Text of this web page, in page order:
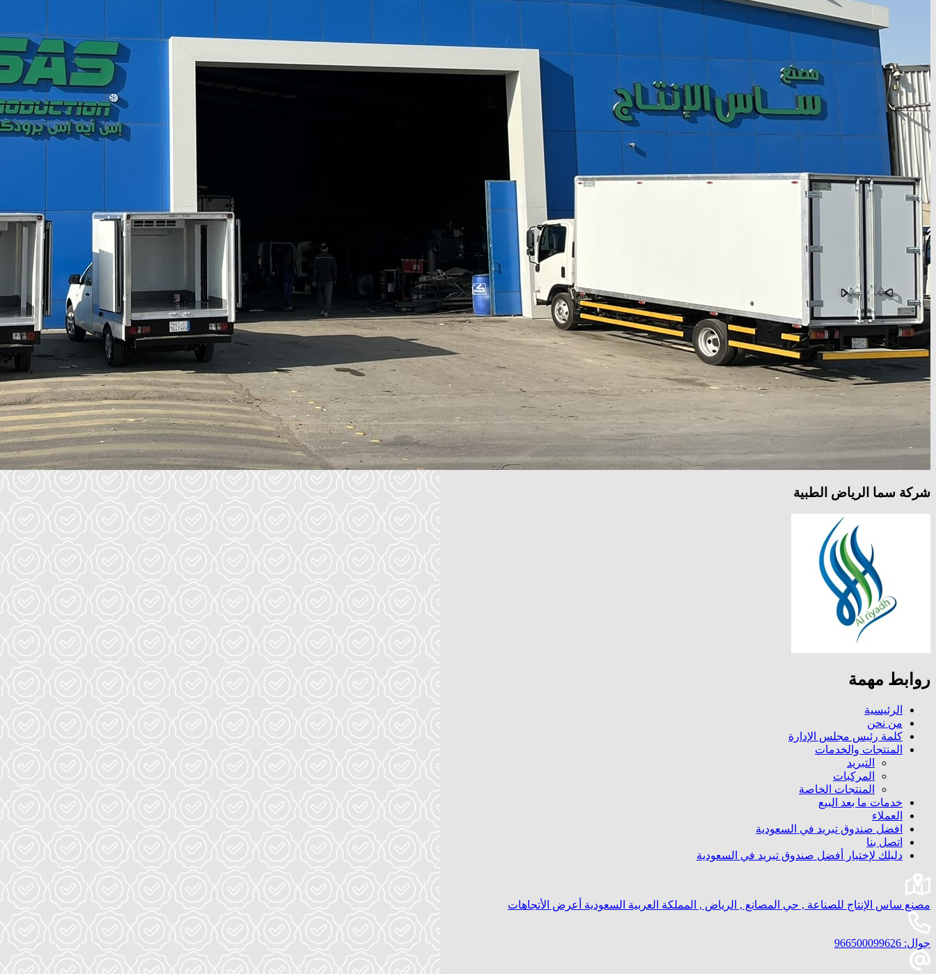
شركة سما الرياض الطبية
روابط مهمة
الرئيسية
من نحن
كلمة رئيس مجلس الإدارة
المنتجات والخدمات
التبريد
المركبات
المنتجات الخاصة
خدمات ما بعد البيع
العملاء
افضل صندوق تبريد في السعودية
اتصل بنا
دليلك لإختيار أفضل صندوق تبريد في السعودية
مصنع ساس الإنتاج للصناعة , حي المصانع , الرياض , المملكة العربية السعودية أعرض الأتجاهات
جوال: 966500099626